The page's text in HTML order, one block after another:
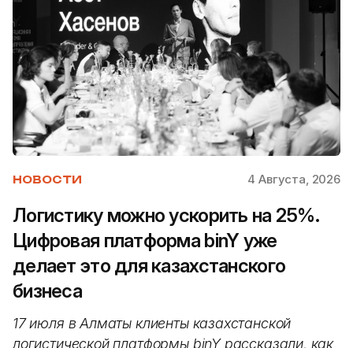
НОВОСТИ 4 Августа, 2026
Логистику можно ускорить на 25%.
Цифровая платформа binY уже
делает это для казахстанского
бизнеса
17 июля в Алматы клиенты казахстанской
логистической платформы binY рассказали, как